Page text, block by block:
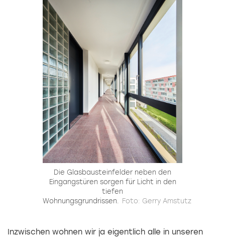
Die Glasbausteinfelder neben den
Eingangstüren sorgen für Licht in den
tiefen
Wohnungsgrundrissen.
Foto: Gerry Amstutz
Inzwischen wohnen wir ja eigentlich alle in unseren